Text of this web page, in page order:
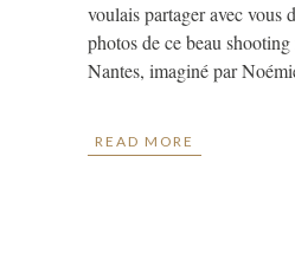
voulais partager avec vous
photos de ce beau
Nantes, imaginé par
READ MORE